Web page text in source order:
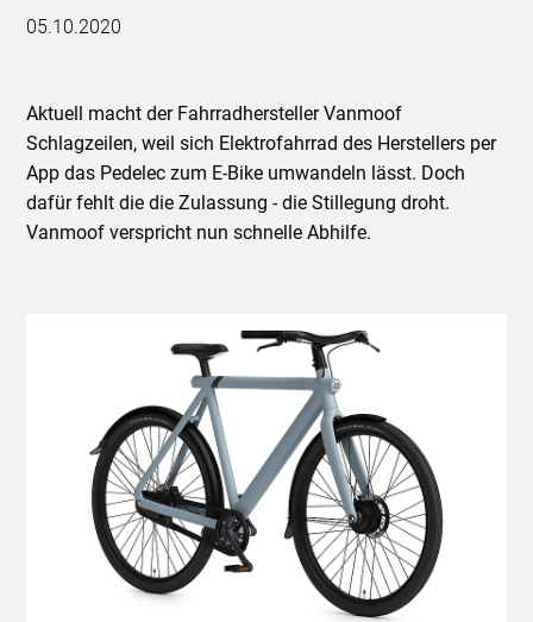
05.10.2020
Aktuell macht der Fahrradhersteller Vanmoof
Schlagzeilen, weil sich Elektrofahrrad des Herstellers per
App das Pedelec zum E-Bike umwandeln lässt. Doch
dafür fehlt die die Zulassung - die Stillegung droht.
Vanmoof verspricht nun schnelle Abhilfe.